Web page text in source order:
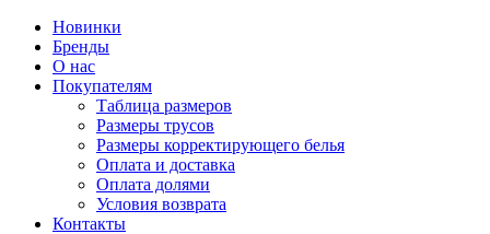
Новинки
Бренды
О нас
Покупателям
Таблица размеров
Размеры трусов
Размеры корректирующего белья
Оплата и доставка
Оплата долями
Условия возврата
Контакты